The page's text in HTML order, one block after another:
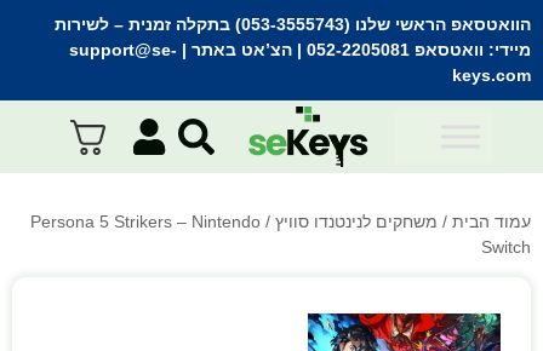
הוואטסאפ הראשי שלנו (053-3555743) בתקלה זמנית
– לשירות
מיידי: וואטסאפ 052-2205081 | הצ’אט באתר | support@se-
keys.com
עמוד הבית / משחקים לנינטנדו סוויץ
/ Persona 5 Strikers – Nintendo
Switch